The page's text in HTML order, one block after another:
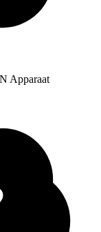
Apparaat